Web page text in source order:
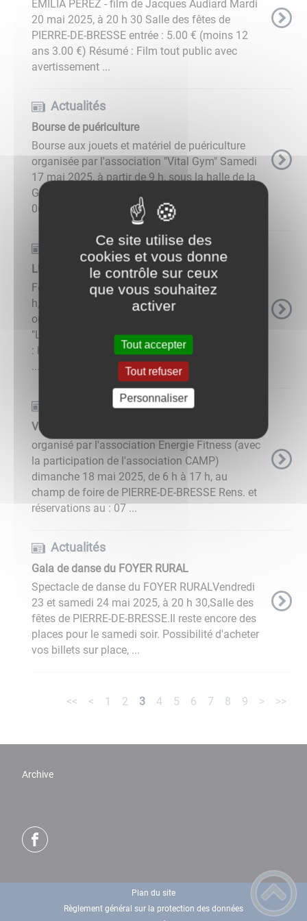
EMILIA PEREZ - film de Jacques Audiard Mardi
20 mai 2025, à 20 h 30 Salle des fêtes de
PIERRE-DE-BRESSE entrée : 5.00 € (moins 12
ans 3.00 €) Résumé : Film tout public avec
avertissement ...
Actualités
Bourse de puériculture
Bourse aux jouets et matériel de puériculture
organisée par l'association "Vital Gym" Samedi
17 mai 2025, à partir de 9 h, sous la halle de la
Grenette, à PIERRE-DE-BRESSE Rens. au
06.67.03.01.67 ...
Actualités
LUDOTHÈQUE Fête du jeu
Fête du jeu samedi 10 mai 2025, de 10 h à 18
h, halle de la Grenette à PIERRE-DE-BRESSE
organisée par la ludothèque intercommunale
"L'Île Ô Jeu" entrée : gratuite contact
: https://www.bressenordintercom.fr/agenda/
...
Vide-greniers Energie Fitness
organisé par l'association Energie Fitness (avec
la participation de l'association CAMP)
dimanche 18 mai 2025, de 6 h à 17 h, au
champ de foire de PIERRE-DE-BRESSE Rens. et
réservations au : 07 ...
Actualités
Gala de danse du FOYER RURAL
Spectacle de danse du FOYER RURALVendredi
23 et samedi 24 mai 2025, à 20 h 30,Salle des
fêtes de PIERRE-DE-BRESSE.Il reste encore des
places pour le samedi soir. Possibilité d'acheter
vos billets sur place, ...
<< < 1 2 3 4 5 6 7 8 9 > >>
Archive
Plan du site
Règlement général sur la protection des données
Ce site utilise des
cookies et vous donne
le contrôle sur ceux
que vous souhaitez
activer
Tout accepter
Tout refuser
Personnaliser